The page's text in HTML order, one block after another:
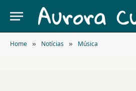
Home » Notícias » Música